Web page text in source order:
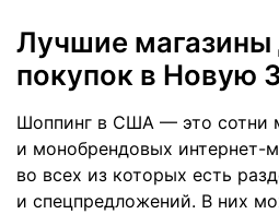
Лучшие магазины
покупок в Новую
Шоппинг в США — это сотни
и монобрендовых интернет-
во всех из которых есть
и спецпредложений. В них